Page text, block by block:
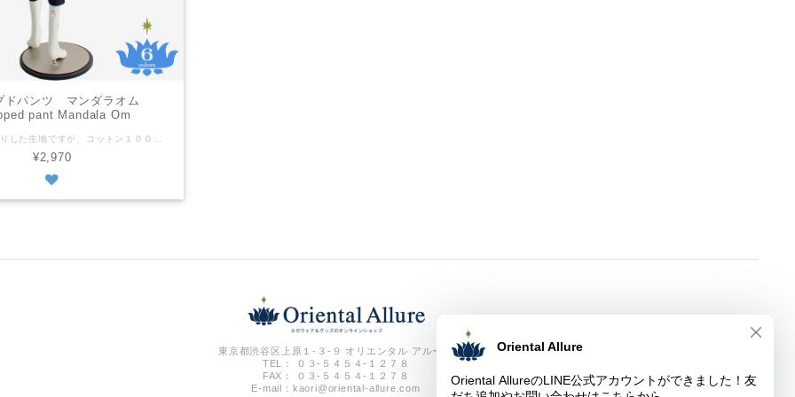
ドパンツ マンダラオム
pant Mandala Om
厚めのしっかりした生地ですが、コットン１００％なのでかたくなく動きやすいです。シンプルながら右後ろのマンダラに重ねたオムのプリントが目を引きます。 フリーサイズ 平置きの状態で ウェスト：５８ｃｍ ヒップ：１００ｃｍ 総丈：７８ｃｍ 上記のサイズからストレッチあり ※商品によってサイズに多少の個体差があります コットン100% タイ製 ※商品画像に載っていても、種類の選択肢に表示されないカラーは売り切れです。 Made with thick cotton 100% material. Easy to move with stretch. Mandala with Om symbol in its center is noticable. Free size As it is laid out flat waist: 58cm hip: 100cm body length: 78cm Stretch material ※The size may slightly vary depending on an item. Cotton100% Machine wash Made in Thailand ※The color is sold out if it is not in the color selection even though it is shown in the photos.
¥2,970
東京都渋谷区上原１-３-９ オリエンタル アルーア
TEL： ０３-５４５４-１２７８
FAX： ０３-５４５４-１２７８
E-mail： kaori@oriental-allure.com